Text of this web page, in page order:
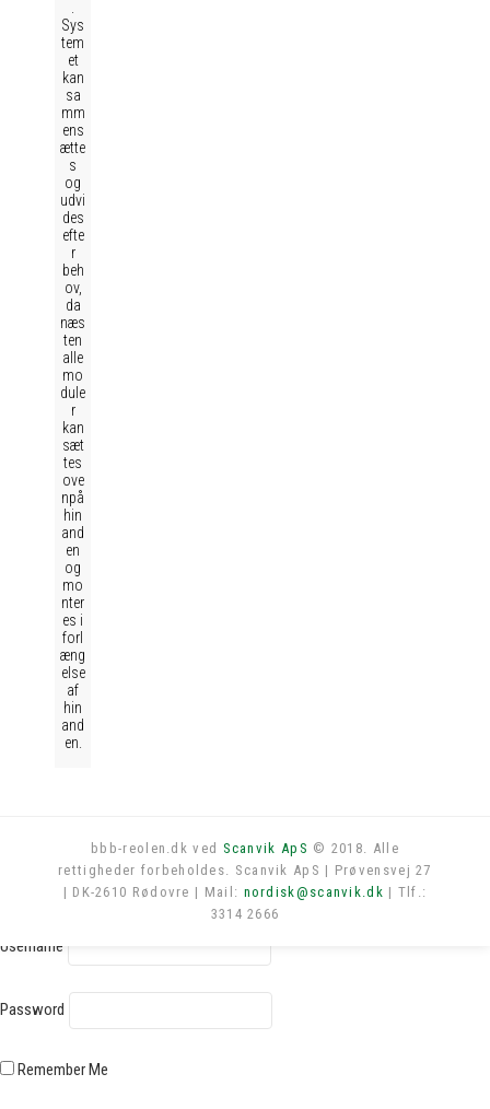
Sys
tem
et
kan
sa
mm
ens
ætte
s
og
udvi
des
efte
r
beh
ov,
da
næs
ten
alle
mo
dule
r
kan
sæt
tes
ove
npå
hin
and
en
og
mo
nter
es i
forl
æng
else
af
hin
and
en.
bbb-reolen.dk ved Scanvik ApS © 2018. Alle
rettigheder forbeholdes. Scanvik ApS | Prøvensvej 27
| DK-2610 Rødovre | Mail: nordisk@scanvik.dk | Tlf.:
3314 2666
Log in
Username
Password
Remember Me